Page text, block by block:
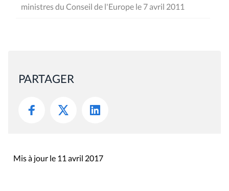
ministres du Conseil de l'Europe le 7 avril 2011
PARTAGER
Mis à jour le 11 avril 2017